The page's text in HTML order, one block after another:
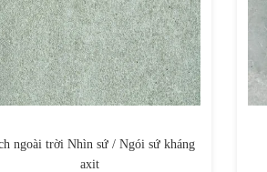
ngoài trời Nhìn sứ / Ngói sứ kháng
axit